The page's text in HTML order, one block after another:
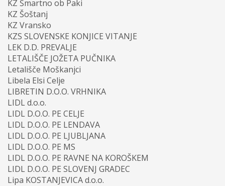
KZ Šmartno ob Paki
KZ Šoštanj
KZ Vransko
KZS SLOVENSKE KONJICE VITANJE
LEK D.D. PREVALJE
LETALIŠČE JOŽETA PUČNIKA
Letališče Moškanjci
Libela Elsi Celje
LIBRETIN D.O.O. VRHNIKA
LIDL d.o.o.
LIDL D.O.O. PE CELJE
LIDL D.O.O. PE LENDAVA
LIDL D.O.O. PE LJUBLJANA
LIDL D.O.O. PE MS
LIDL D.O.O. PE RAVNE NA KOROŠKEM
LIDL D.O.O. PE SLOVENJ GRADEC
Lipa KOSTANJEVICA d.o.o.